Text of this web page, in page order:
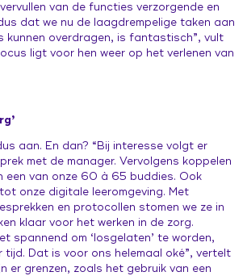
van de functies verzorgende en
dat we nu de laagdrempelige taken aan
kunnen overdragen, is fantastisch”, vult
ligt voor hen weer op het verlenen van
aan. En dan? “Bij interesse volgt er
met de manager. Vervolgens koppelen
een van onze 60 à 65 buddies. Ook
onze digitale leeromgeving. Met
en protocollen stomen we ze in
klaar voor het werken in de zorg.
spannend om ‘losgelaten’ te worden,
tijd. Dat is voor ons helemaal oké”, vertelt
er grenzen, zoals het gebruik van een